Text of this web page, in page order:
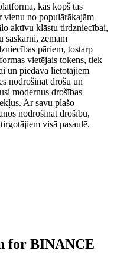
kas kopš tās
vienu no populārākajām
aktīvu klāstu tirdzniecībai,
saskarni, zemām
pāriem, tostarp
vietējais tokens, tiek
un piedāvā lietotājiem
nodrošināt drošu un
modernus drošības
Ar savu plašo
nodrošināt drošību,
visā pasaulē.
for BINANCE